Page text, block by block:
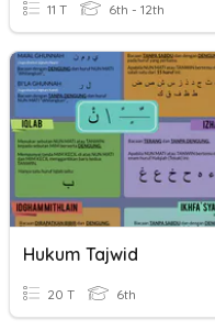
11 T 6th - 12th
Hukum Tajwid
20 T 6th